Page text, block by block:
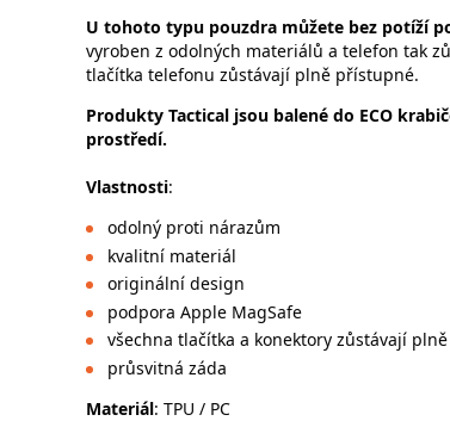
U tohoto typu pouzdra můžete bez potíží
vyroben z odolných materiálů a telefon tak
tlačítka telefonu zůstávají plně přístupné.
Produkty Tactical jsou balené do ECO
prostředí.
Vlastnosti:
odolný proti nárazům
kvalitní materiál
originální design
podpora Apple MagSafe
všechna tlačítka a konektory zůstávají
průsvitná záda
Materiál: TPU / PC